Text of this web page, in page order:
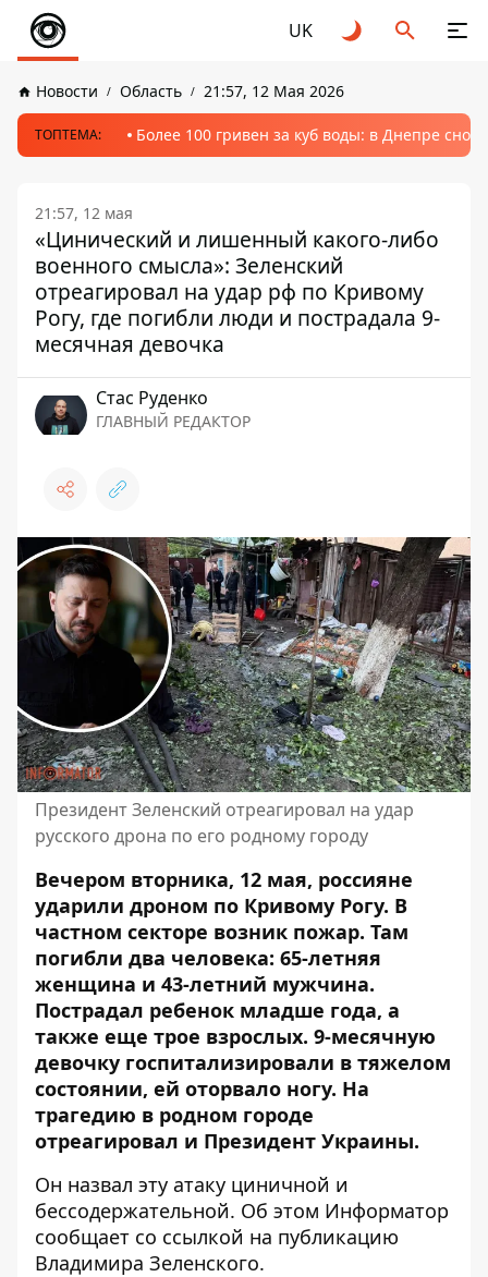
UK
Новости Область 21:57, 12 Мая 2026
ТОПТЕМА: Более 100 гривен за куб воды: в Днепре
21:57, 12 мая
«Цинический и лишенный какого-либо
военного смысла»: Зеленский
отреагировал на удар рф по Кривому
Рогу, где погибли люди и пострадала 9-
месячная девочка
Стаc Руденко
ГЛАВНЫЙ РЕДАКТОР
Президент Зеленский отреагировал на удар
русского дрона по его родному городу
Вечером вторника, 12 мая, россияне
ударили дроном по Кривому Рогу. В
частном секторе возник пожар. Там
погибли два человека: 65-летняя
женщина и 43-летний мужчина.
Пострадал ребенок младше года, а
также еще трое взрослых. 9-месячную
девочку госпитализировали в тяжелом
состоянии, ей оторвало ногу. На
трагедию в родном городе
отреагировал и Президент Украины.
Он назвал эту атаку циничной и
бессодержательной. Об этом Информатор
сообщает со ссылкой на публикацию
Владимира Зеленского.